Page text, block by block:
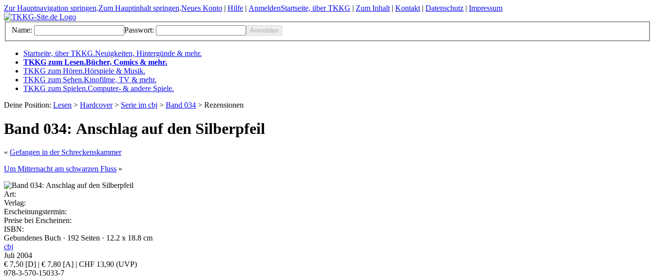
Zur Hauptnavigation springen.Zum Hauptinhalt springen.Neues Konto | Hilfe | AnmeldenStartseite, über TKKG | Zum Inhalt | Kontakt | Datenschutz | Impressum
Name: Passwort:
Startseite, über TKKG.Neuigkeiten, Hintergünde & mehr.
TKKG zum Lesen.Bücher, Comics & mehr.
TKKG zum Hören.Hörspiele & Musik.
TKKG zum Sehen.Kinofilme, TV & mehr.
TKKG zum Spielen.Computer- & andere Spiele.
Deine Position: Lesen > Hardcover> Serie im cbj > Band 034 > Rezensionen
Band 034: Anschlag auf den Silberpfeil
« Gefangen in der Schreckenskammer
Um Mitternacht am schwarzen Fluss »
Art:
Verlag:
Erscheinungstermin:
Preise bei Erscheinen:
ISBN:
Gebundenes Buch · 192 Seiten · 12.2 x 18.8 cm
cbj
Juli 2004
€ 7,50 [D] | € 7,80 [A] | CHF 13,90 (UVP)
978-3-570-15033-7